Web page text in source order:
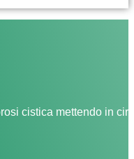
cistica mettendo in